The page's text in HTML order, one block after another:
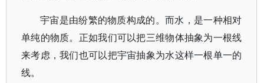
宇宙是由纷繁的物质构成的。而水，是一种相对
单纯的物质。正如我们可以把三维物体抽象为一根线
来考虑，我们也可以把宇宙抽象为水这样一根单一的
线。